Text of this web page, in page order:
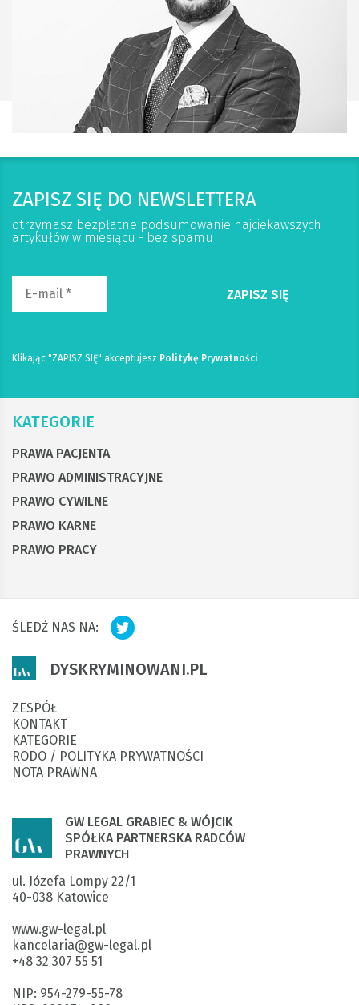
ZAPISZ SIĘ DO NEWSLETTERA
otrzymasz bezpłatne podsumowanie najciekawszych
artykułów w miesiącu - bez spamu
Klikając "ZAPISZ SIĘ" akceptujesz Politykę Prywatności
KATEGORIE
PRAWA PACJENTA
PRAWO ADMINISTRACYJNE
PRAWO CYWILNE
PRAWO KARNE
PRAWO PRACY
GW LEGAL GRABIEC & WÓJCIK
SPÓŁKA PARTNERSKA RADCÓW
PRAWNYCH
ul. Józefa Lompy 22/1
40-038 Katowice
www.gw-legal.pl
kancelaria@gw-legal.pl
+48 32 307 55 51
NIP: 954-279-55-78
DYSKRYMINOWANI.PL
ZESPÓŁ
KONTAKT
KATEGORIE
RODO / POLITYKA PRYWATNOŚCI
NOTA PRAWNA
ŚLEDŹ NAS NA: